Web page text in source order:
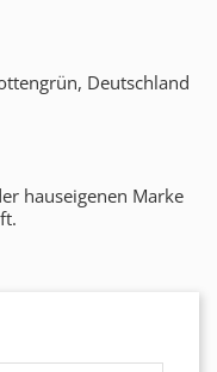
Deutschland
hauseigenen Marke